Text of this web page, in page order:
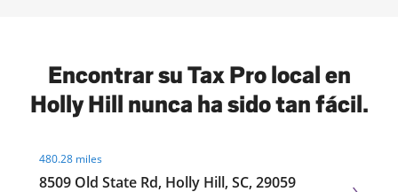
Encontrar su Tax Pro local en
Holly Hill nunca ha sido tan fácil.
480.28 miles
8509 Old State Rd, Holly Hill, SC, 29059